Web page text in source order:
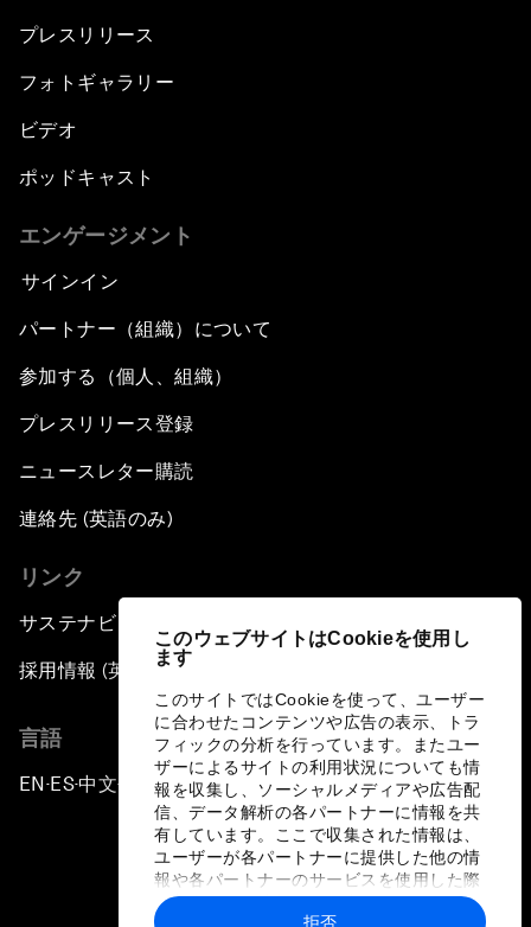
このウェブサイトはCookieを使用し
ます
このサイトではCookieを使って、ユーザー
に合わせたコンテンツや広告の表示、トラ
フィックの分析を行っています。またユー
ザーによるサイトの利用状況についても情
報を収集し、ソーシャルメディアや広告配
信、データ解析の各パートナーに情報を共
有しています。ここで収集された情報は、
ユーザーが各パートナーに提供した他の情
報や各パートナーのサービスを使用した際
に収集された情報と組み合わされ、各パー
拒否
プレスリリース
フォトギャラリー
ビデオ
ポッドキャスト
エンゲージメント
サインイン
パートナー（組織）について
参加する（個人、組織）
プレスリリース登録
ニュースレター購読
連絡先 (英語のみ)
リンク
サステナビリティへの取り組み
採用情報 (英語のみ)
言語
EN ▪ES▪中文▪ 日本語